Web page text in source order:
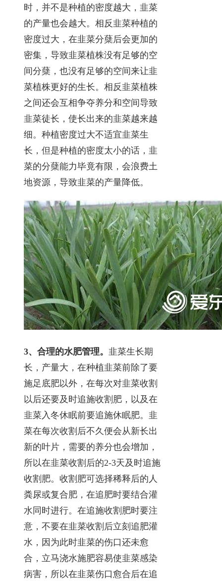
时，并不是种植的密度越大，韭菜
的产量也会越大。相反韭菜种植的
密度过大，在韭菜分蘖后会更加的
密集，导致韭菜植株没有足够的空
间分蘖，也没有足够的空间来让韭
菜植株更好的生长。相反韭菜植株
之间还会互相争夺养分和空间导致
韭菜徒长，使长出来的韭菜越来越
细。种植密度过大不适宜韭菜生
长，但是种植的密度太小的话，韭
菜的分蘖能力毕竟有限，会浪费土
地资源，导致韭菜的产量降低。
3、合理的水肥管理。 韭菜生长期
长，产量大，在种植韭菜前除了要
施足底肥以外，在每次对韭菜收割
以后还要及时追施收割肥，以及在
韭菜入冬休眠前要追施休眠肥。韭
菜在每次收割后不久便会从新长出
新的叶片，需要的养分也会增加，
所以在韭菜收割后的2-3天及时追施
收割肥。收割肥可选择稀释后的人
粪尿或复合肥，在追肥时要结合灌
水同时进行。在追施收割肥时要注
意，不要在韭菜收割后立刻追肥灌
水，因为此时韭菜的伤口还未愈
合，立马浇水施肥容易使韭菜感染
病害，所以在韭菜伤口愈合后在追